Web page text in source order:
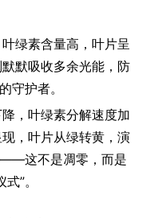
叶绿素含量高，叶片呈
默吸收多余光能，防
守护者。
降，叶绿素分解速度加
，叶片从绿转黄，演
——这不是凋零，而是
”。